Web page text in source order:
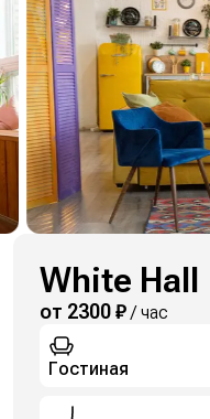
White Hall
от 2300 ₽ / час
Гостиная